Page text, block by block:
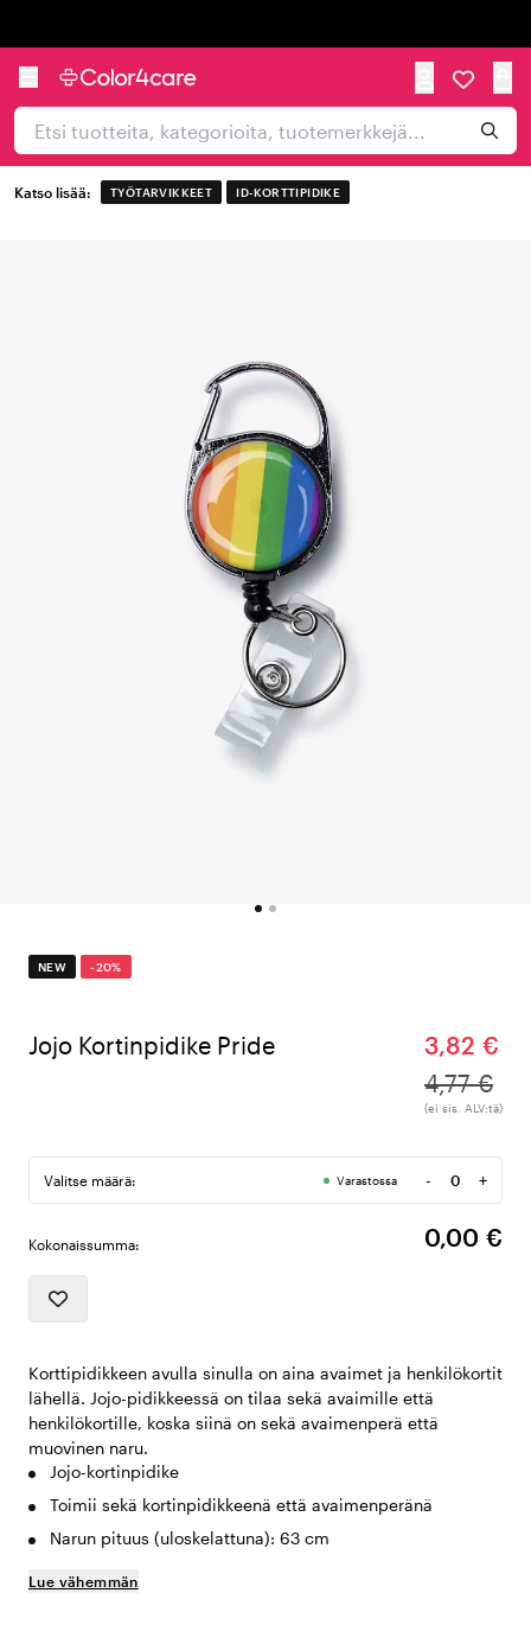
Katso lisää: TYÖTARVIKKEET ID-KORTTIPIDIKE
NEW -20%
Jojo Kortinpidike Pride
3,82 €
4,77 €
(ei sis. ALV:tä)
Valitse määrä: Varastossa -
Määrä
+
Kokonaissumma: 0,00 €
Korttipidikkeen avulla sinulla on aina avaimet ja henkilökortit
lähellä. Jojo-pidikkeessä on tilaa sekä avaimille että
henkilökortille, koska siinä on sekä avaimenperä että
muovinen naru.
Jojo-kortinpidike
Toimii sekä kortinpidikkeenä että avaimenperänä
Narun pituus (uloskelattuna): 63 cm
Lue vähemmän